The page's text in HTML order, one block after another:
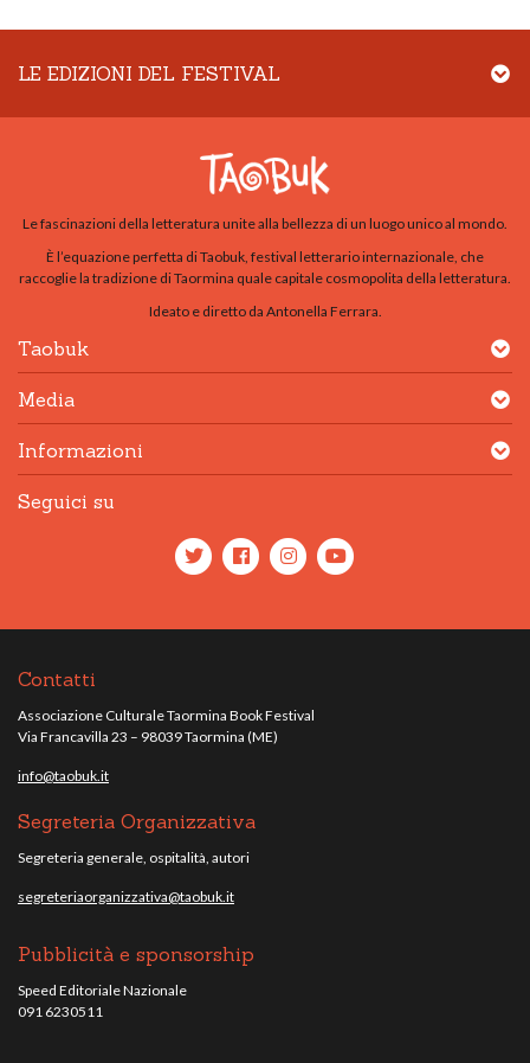
LE EDIZIONI DEL FESTIVAL
Le fascinazioni della letteratura unite alla bellezza di un luogo unico al mondo.
È l’equazione perfetta di Taobuk, festival letterario internazionale, che
raccoglie la tradizione di Taormina quale capitale cosmopolita della letteratura.
Ideato e diretto da Antonella Ferrara.
Taobuk
Media
Informazioni
Seguici su
Contatti
Associazione Culturale Taormina Book Festival
Via Francavilla 23 – 98039 Taormina (ME)
info@taobuk.it
Segreteria Organizzativa
Segreteria generale, ospitalità, autori
segreteriaorganizzativa@taobuk.it
Pubblicità e sponsorship
Speed Editoriale Nazionale
091 6230511